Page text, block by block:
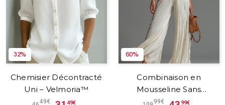
32%
Chemisier Décontracté
Uni – Velmoria™
49€ 49€
60%
Combinaison en
Mousseline Sans
Manches à Col V,
99€ 99€